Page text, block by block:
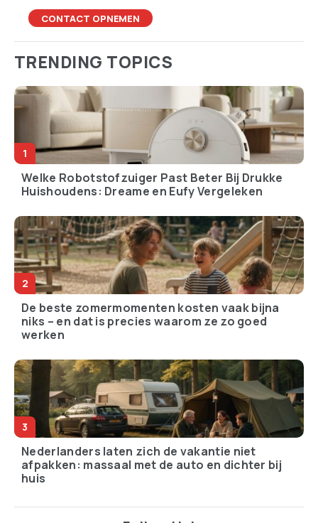
CONTACT OPNEMEN
TRENDING TOPICS
Welke Robotstofzuiger Past Beter Bij Drukke
Huishoudens: Dreame en Eufy Vergeleken
De beste zomermomenten kosten vaak bijna
niks – en dat is precies waarom ze zo goed
werken
Nederlanders laten zich de vakantie niet
afpakken: massaal met de auto en dichter bij
huis